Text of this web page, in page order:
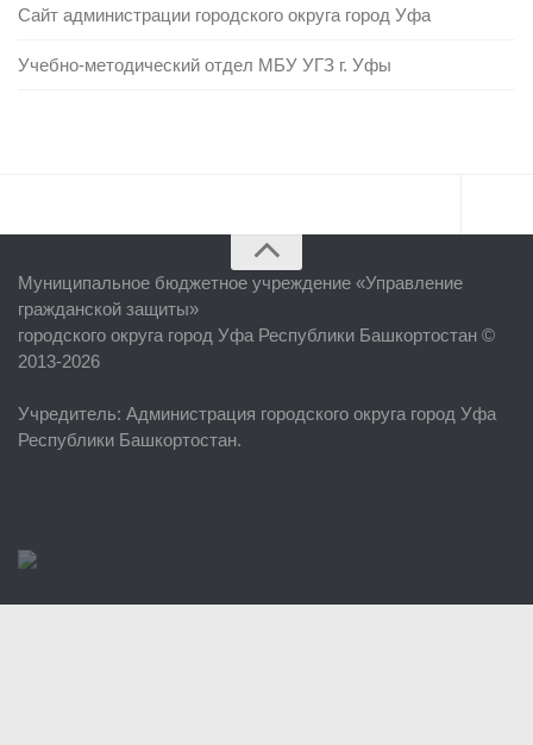
Сайт администрации городского округа город Уфа
Учебно-методический отдел МБУ УГЗ г. Уфы
Об учреждении
Руководство
Районные УГЗ
Муниципальное бюджетное учреждение «Управление
гражданской защиты»
городского округа город Уфа Республики Башкортостан ©
2013-2026
Учредитель: Администрация городского округа город Уфа
Республики Башкортостан.